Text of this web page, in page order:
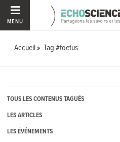
MENU
Accueil Tag #foetus
TOUS LES CONTENUS TAGUÉS
LES ARTICLES
LES ÉVÉNEMENTS